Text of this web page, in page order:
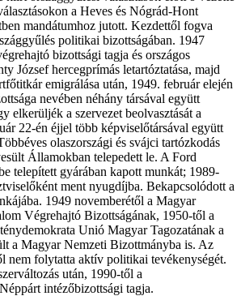
a Heves és Nógrád-Hont
mandátumhoz jutott. Kezdettől fogva
politikai bizottságában. 1947
bizottsági tagja és országos
József hercegprímás letartóztatása, majd
emigrálása után, 1949. február elején
nevében néhány társával együtt
elkerüljék a szervezet beolvasztását a
22-én éjjel több képviselőtársával együtt
olaszországi és svájci tartózkodás
Államokban telepedett le. A Ford
telepített gyárában kapott munkát; 1989-
ment nyugdíjba. Bekapcsolódott a
1949 novemberétől a Magyar
Végrehajtó Bizottságának, 1950-től a
Unió Magyar Tagozatának a
a Magyar Nemzeti Bizottmányba is. Az
nem folytatta aktív politikai tevékenységét.
után, 1990-től a
intézőbizottsági tagja.